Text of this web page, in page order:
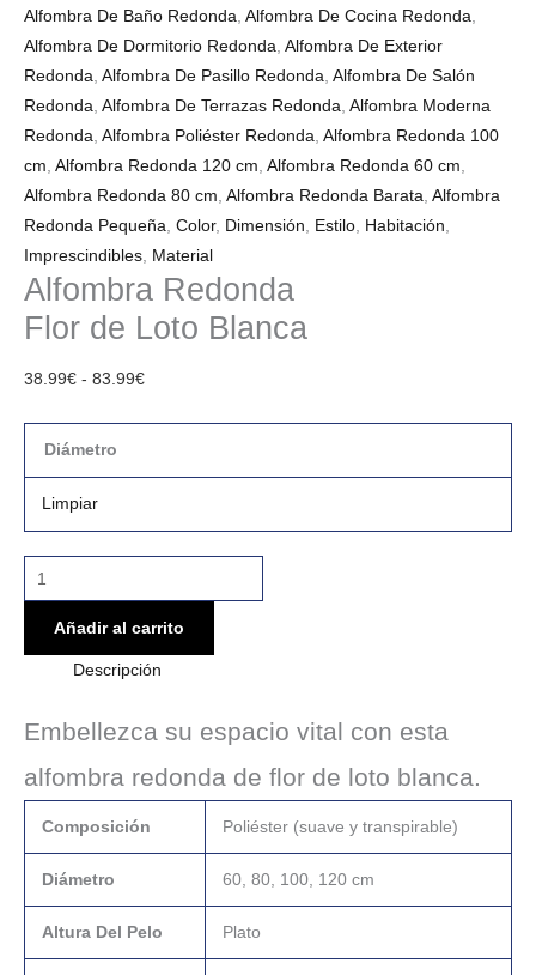
Alfombra De Baño Redonda, Alfombra De Cocina Redonda,
Alfombra De Dormitorio Redonda, Alfombra De Exterior
Redonda, Alfombra De Pasillo Redonda, Alfombra De Salón
Redonda, Alfombra De Terrazas Redonda, Alfombra Moderna
Redonda, Alfombra Poliéster Redonda, Alfombra Redonda 100
cm, Alfombra Redonda 120 cm, Alfombra Redonda 60 cm,
Alfombra Redonda 80 cm, Alfombra Redonda Barata, Alfombra
Redonda Pequeña, Color, Dimensión, Estilo, Habitación,
Imprescindibles, Material
Alfombra Redonda
Flor de Loto Blanca
38.99€ - 83.99€
Diámetro
Limpiar
Añadir al carrito
Descripción
Embellezca su espacio vital con esta
alfombra redonda de flor de loto blanca.
Composición Poliéster (suave y transpirable)
Diámetro 60, 80, 100, 120 cm
Altura Del Pelo Plato